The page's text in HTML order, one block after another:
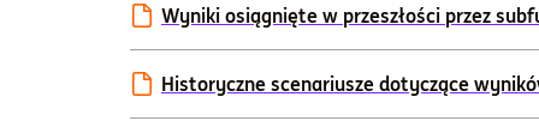
Wyniki osiągnięte w przeszłości przez
Historyczne scenariusze dotyczące